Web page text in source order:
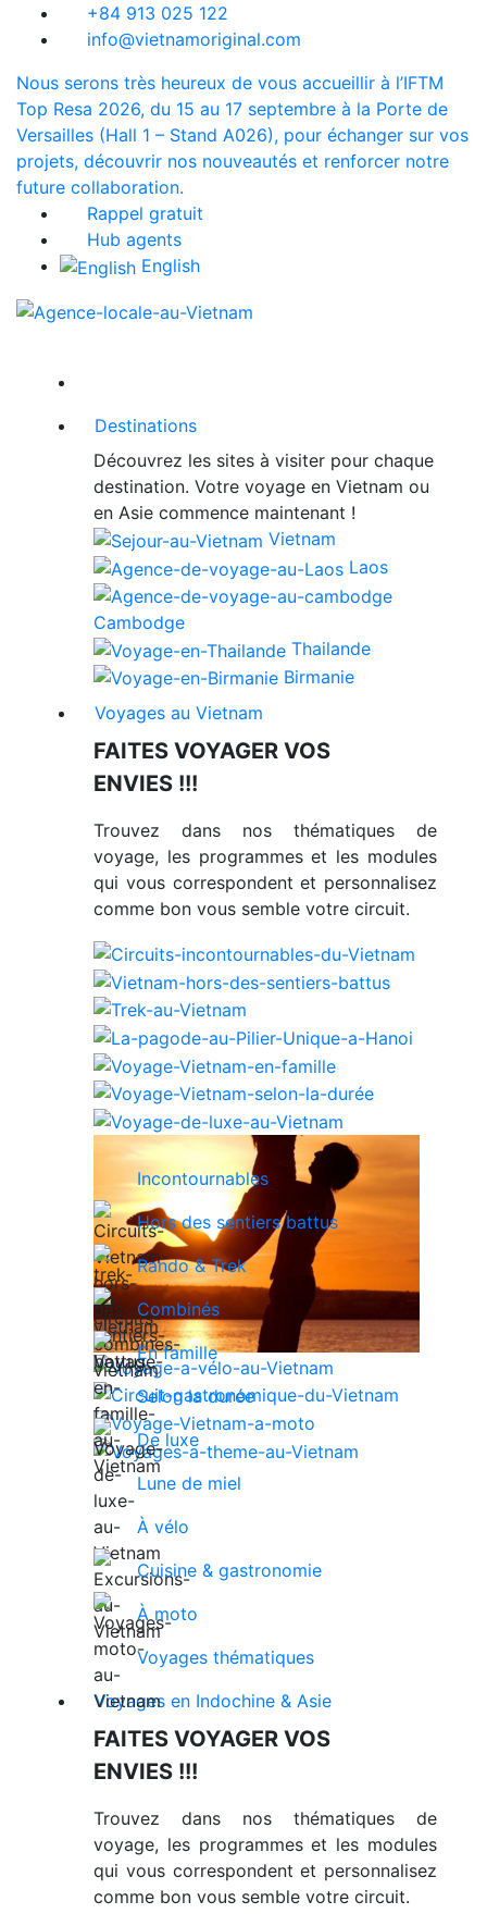
+84 913 025 122
info@vietnamoriginal.com
Nous serons très heureux de vous accueillir à l’IFTM
Top Resa 2026, du 15 au 17 septembre à la Porte de
Versailles (Hall 1 – Stand A026), pour échanger sur vos
projets, découvrir nos nouveautés et renforcer notre
future collaboration.
Rappel gratuit
Hub agents
English
Destinations
Découvrez les sites à visiter pour chaque
destination. Votre voyage en Vietnam ou
en Asie commence maintenant !
Vietnam
Laos
Cambodge
Thailande
Birmanie
Voyages au Vietnam
FAITES VOYAGER VOS
ENVIES !!!
Trouvez dans nos thématiques de
voyage, les programmes et les modules
qui vous correspondent et personnalisez
comme bon vous semble votre circuit.
Incontournables
Hors des sentiers battus
Rando & Trek
Combinés
En famille
Selon la durée
De luxe
Lune de miel
À vélo
Cuisine & gastronomie
À moto
Voyages thématiques
Voyages en Indochine & Asie
FAITES VOYAGER VOS
ENVIES !!!
Trouvez dans nos thématiques de
voyage, les programmes et les modules
qui vous correspondent et personnalisez
comme bon vous semble votre circuit.